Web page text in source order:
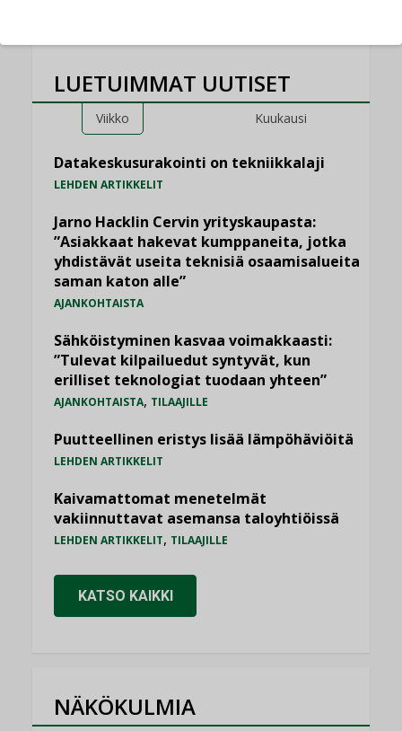
LUETUIMMAT UUTISET
Viikko Kuukausi
Datakeskusurakointi on tekniikkalaji
LEHDEN ARTIKKELIT
Jarno Hacklin Cervin yrityskaupasta:
”Asiakkaat hakevat kumppaneita, jotka
yhdistävät useita teknisiä osaamisalueita
saman katon alle”
AJANKOHTAISTA
Sähköistyminen kasvaa voimakkaasti:
”Tulevat kilpailuedut syntyvät, kun
erilliset teknologiat tuodaan yhteen”
AJANKOHTAISTA, TILAAJILLE
Puutteellinen eristys lisää lämpöhäviöitä
LEHDEN ARTIKKELIT
Kaivamattomat menetelmät
vakiinnuttavat asemansa taloyhtiöissä
LEHDEN ARTIKKELIT, TILAAJILLE
KATSO KAIKKI
NÄKÖKULMIA